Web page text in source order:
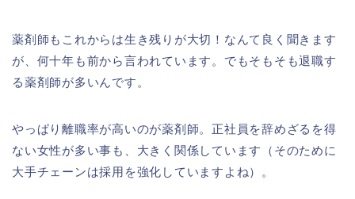
薬剤師もこれからは生き残りが大切！なんて良く聞きます
が、何十年も前から言われています。でもそもそも退職す
る薬剤師が多いんです。
やっぱり離職率が高いのが薬剤師。正社員を辞めざるを得
ない女性が多い事も、大きく関係しています（そのために
大手チェーンは採用を強化していますよね）。